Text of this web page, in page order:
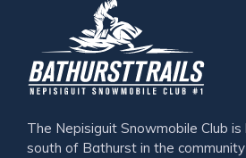
The Nepisiguit Snowmobile Club
south of Bathurst in the